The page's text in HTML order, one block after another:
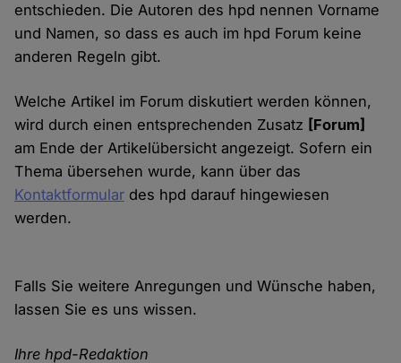
entschieden. Die Autoren des hpd nennen Vorname
und Namen, so dass es auch im hpd Forum keine
anderen Regeln gibt.
Welche Artikel im Forum diskutiert werden können,
wird durch einen entsprechenden Zusatz [Forum]
am Ende der Artikelübersicht angezeigt. Sofern ein
Thema übersehen wurde, kann über das
Kontaktformular des hpd darauf hingewiesen
werden.
Falls Sie weitere Anregungen und Wünsche haben,
lassen Sie es uns wissen.
Ihre hpd-Redaktion